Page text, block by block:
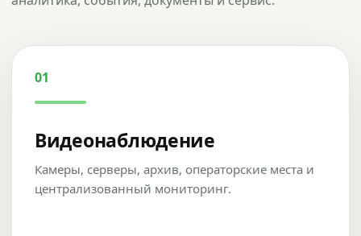
01
Видеонаблюдение
Камеры, серверы, архив, операторские места и
централизованный мониторинг.